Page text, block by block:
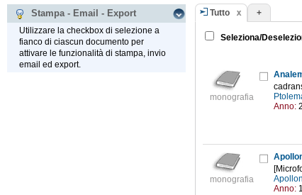
Stampa - Email - Export
Utilizzare la checkbox di selezione a
fianco di ciascun documento per
attivare le funzionalità di stampa, invio
email ed export.
Tutto +
Seleziona/
monografia
Anno:
monografia
Anno: